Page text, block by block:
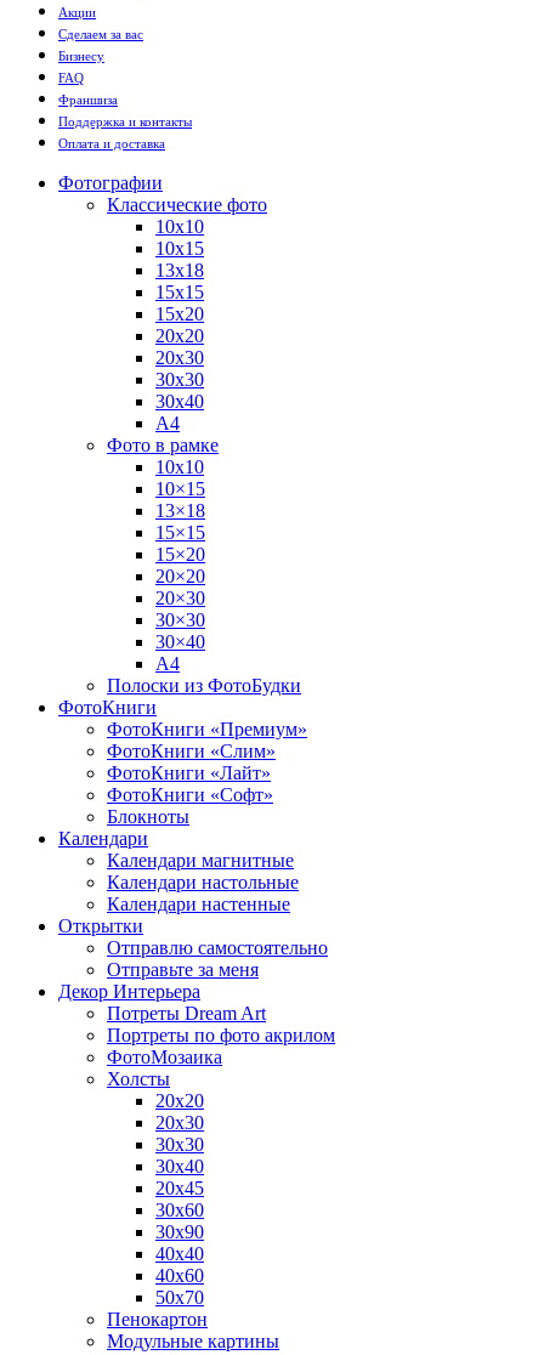
Акции
Сделаем за вас
Бизнесу
FAQ
Франшиза
Поддержка и контакты
Оплата и доставка
Фотографии
Классические фото
10х10
10х15
13х18
15х15
15х20
20х20
20х30
30х30
30х40
А4
Фото в рамке
10х10
10×15
13×18
15×15
15×20
20×20
20×30
30×30
30×40
A4
Полоски из ФотоБудки
ФотоКниги
ФотоКниги «Премиум»
ФотоКниги «Слим»
ФотоКниги «Лайт»
ФотоКниги «Софт»
Блокноты
Календари
Календари магнитные
Календари настольные
Календари настенные
Открытки
Отправлю самостоятельно
Отправьте за меня
Декор Интерьера
Потреты Dream Art
Портреты по фото акрилом
ФотоМозаика
Холсты
20х20
20х30
30х30
30х40
20х45
30х60
30х90
40х40
40х60
50х70
Пенокартон
Модульные картины